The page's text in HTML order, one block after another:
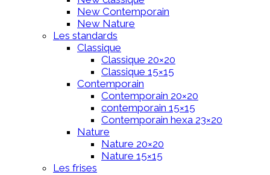
New Contemporain
New Nature
Les standards
Classique
Classique 20×20
Classique 15×15
Contemporain
Contemporain 20×20
contemporain 15×15
Contemporain hexa 23×20
Nature
Nature 20×20
Nature 15×15
Les frises